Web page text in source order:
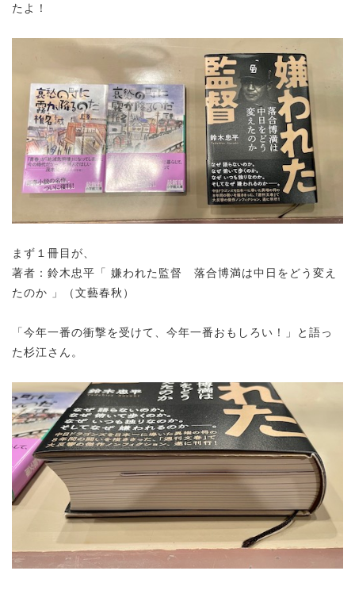
たよ！
まず１冊目が、
著者：鈴木忠平「 嫌われた監督 落合博満は中日をどう変え
たのか 」（文藝春秋）
「今年一番の衝撃を受けて、今年一番おもしろい！」と語っ
た杉江さん。